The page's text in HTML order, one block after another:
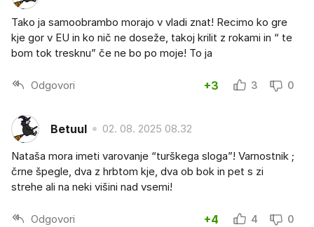
Tako ja samoobrambo morajo v vladi znat! Recimo ko gre
kje gor v EU in ko nič ne doseže, takoj krilit z rokami in “ te
bom tok tresknu” če ne bo po moje! To ja
Odgovori +3 3 0
Betuul 02. 08. 2025 08.32
Nataša mora imeti varovanje “turškega sloga”! Varnostnik ;
črne špegle, dva z hrbtom kje, dva ob bok in pet s zi
strehe ali na neki višini nad vsemi!
Odgovori +4 4 0